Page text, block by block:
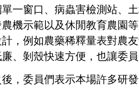
一窗口、病蟲害檢測站、
機示範以及休閒教育農園
，例如農藥稀釋量表對農
、剝殼快速方便，也讓委
，委員們表示本場許多研